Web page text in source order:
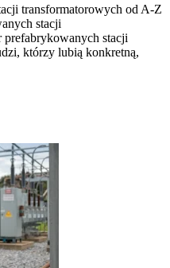
transformatorowych od A-Z
stacji
stacji
którzy lubią konkretną,